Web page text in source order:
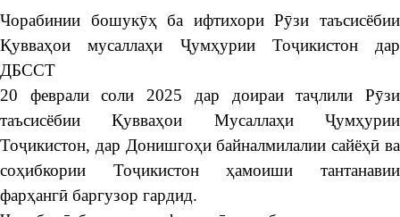
Чорабинии бошукӯҳ ба ифтихори Рӯзи таъсисёбии
Қувваҳои мусаллаҳи Ҷумҳурии Тоҷикистон дар
ДБССТ
20 феврали соли 2025 дар доираи таҷлили Рӯзи
таъсисёбии Қувваҳои Мусаллаҳи Ҷумҳурии
Тоҷикистон, дар Донишгоҳи байналмилалии сайёҳӣ ва
соҳибкории Тоҷикистон ҳамоиши тантанавии
фарҳангӣ баргузор гардид.